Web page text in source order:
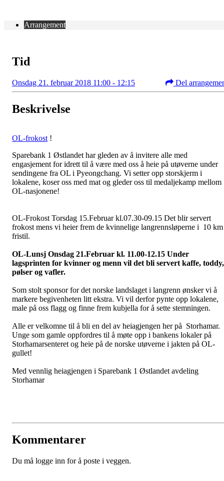
Arrangement
Tid
Onsdag 21. februar 2018 11:00 - 12:15 Del
Beskrivelse
OL-frokost !
Sparebank 1 Østlandet har gleden av å invitere alle med
engasjement for idrett til å være med oss å heie på utøverne under
sendingene fra OL i Pyeongchang. Vi setter opp storskjerm i
lokalene, koser oss med mat og gleder oss til medaljekamp mellom
OL-nasjonene!
OL-Frokost Torsdag 15.Februar kl.07.30-09.15 Det blir servert
frokost mens vi heier frem de kvinnelige langrennsløperne i 10 km
fristil.
OL-Lunsj Onsdag 21.Februar kl. 11.00-12.15 Under
lagsprinten for kvinner og menn vil det bli servert kaffe, toddy,
pølser og vafler.
Som stolt sponsor for det norske landslaget i langrenn ønsker vi å
markere begivenheten litt ekstra. Vi vil derfor pynte opp lokalene,
male på oss flagg og finne frem kubjella for å sette stemningen.
Alle er velkomne til å bli en del av heiagjengen her på Storhamar.
Unge som gamle oppfordres til å møte opp i bankens lokaler på
Storhamarsenteret og heie på de norske utøverne i jakten på OL-
gullet!
Med vennlig heiagjengen i Sparebank 1 Østlandet avdeling
Storhamar
Kommentarer
Du må logge inn for å poste i veggen.